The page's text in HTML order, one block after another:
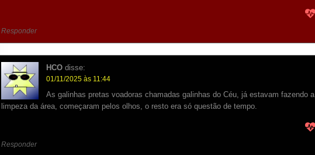
Responder
HCO disse:
01/11/2025 às 11:44
As galinhas pretas voadoras chamadas galinhas do Céu, já estavam fazendo a
limpeza da área, começaram pelos olhos, o resto era só questão de tempo.
Responder